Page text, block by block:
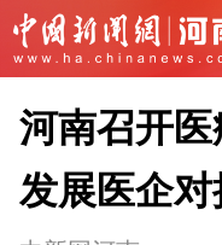
河南召开
发展医企对